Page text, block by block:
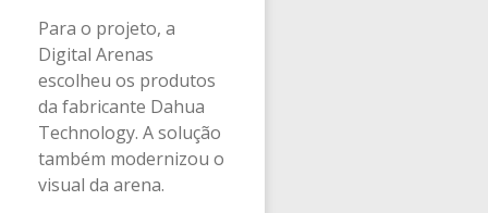
Para o projeto, a
Digital Arenas
escolheu os produtos
da fabricante Dahua
Technology. A solução
também modernizou o
visual da arena.